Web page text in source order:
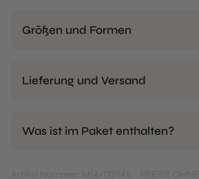
Größen und Formen
Lieferung und Versand
Was ist im Paket enthalten?